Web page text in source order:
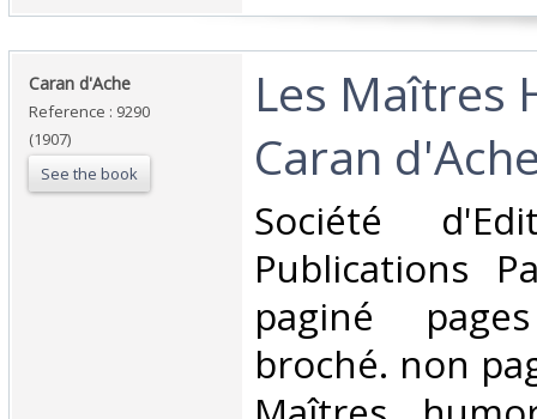
‎Caran d'Ache‎
Reference : 9290
(1907)
See the book
‎Les Maîtres
Caran
‎Société
Publications
paginé
broché. non